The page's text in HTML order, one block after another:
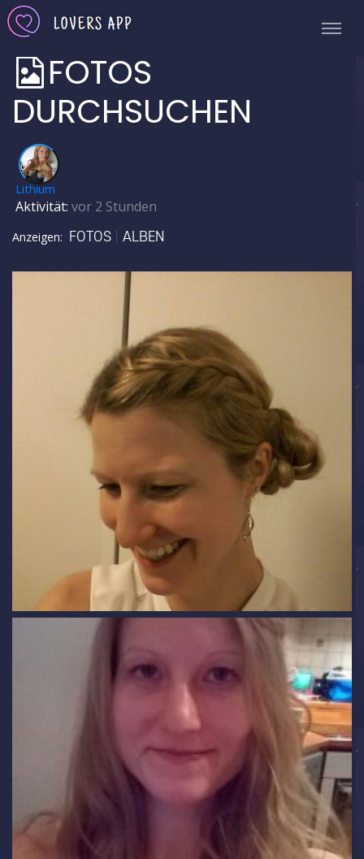
FOTOS
DURCHSUCHEN
✅
Lithium
Aktivität: vor 2 Stunden
Anzeigen: FOTOS ALBEN